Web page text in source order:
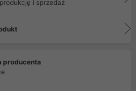
i sprzedaż
producenta